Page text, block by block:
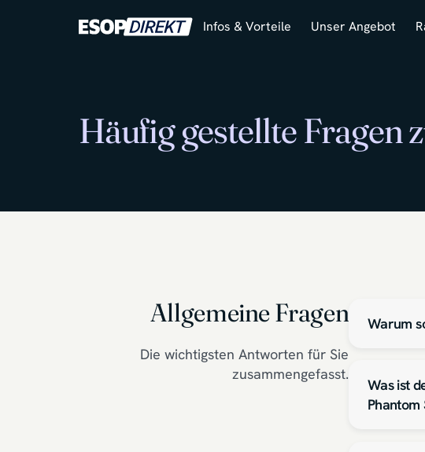
Infos & Vorteile Unser Angebot
Häufig gestellte Fragen
Allgemeine Fragen
Die wichtigsten Antworten für Sie
zusammengefasst.
Warum
Was ist
Phantom